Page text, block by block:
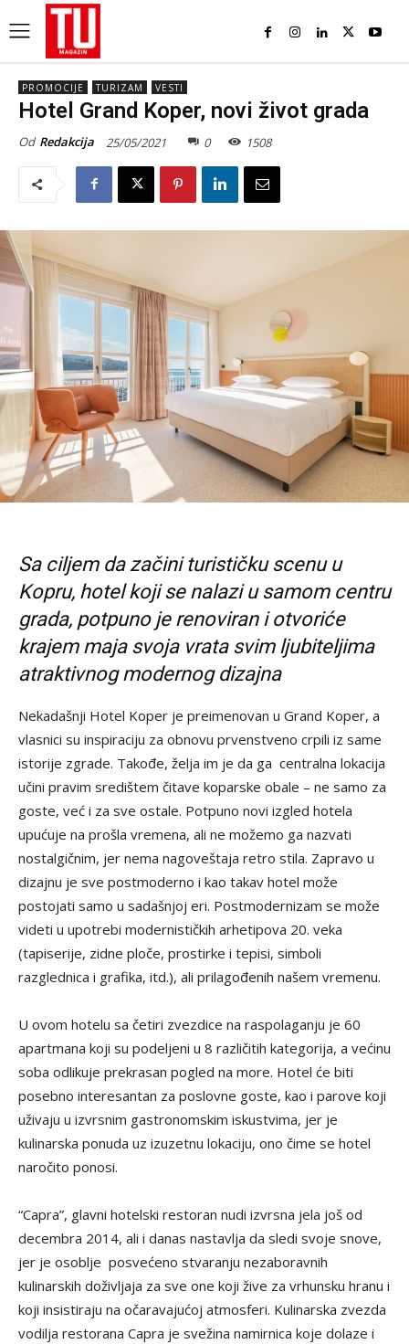
PROMOCIJE TURIZAM VESTI
Hotel Grand Koper, novi život grada
Od Redakcija 25/05/2021 0 1508
Sa ciljem da začini turističku scenu u
Kopru, hotel koji se nalazi u samom centru
grada, potpuno je renoviran i otvoriće
krajem maja svoja vrata svim ljubiteljima
atraktivnog modernog dizajna
Nekadašnji Hotel Koper je preimenovan u Grand Koper, a
vlasnici su inspiraciju za obnovu prvenstveno crpili iz same
istorije zgrade. Takođe, želja im je da ga centralna lokacija
učini pravim središtem čitave koparske obale – ne samo za
goste, već i za sve ostale. Potpuno novi izgled hotela
upućuje na prošla vremena, ali ne možemo ga nazvati
nostalgičnim, jer nema nagoveštaja retro stila. Zapravo u
dizajnu je sve postmoderno i kao takav hotel može
postojati samo u sadašnjoj eri. Postmodernizam se može
videti u upotrebi modernističkih arhetipova 20. veka
(tapiserije, zidne ploče, prostirke i tepisi, simboli
razglednica i grafika, itd.), ali prilagođenih našem vremenu.
U ovom hotelu sa četiri zvezdice na raspolaganju je 60
apartmana koji su podeljeni u 8 različitih kategorija, a većinu
soba odlikuje prekrasan pogled na more. Hotel će biti
posebno interesantan za poslovne goste, kao i parove koji
uživaju u izvrsnim gastronomskim iskustvima, jer je
kulinarska ponuda uz izuzetnu lokaciju, ono čime se hotel
naročito ponosi.
“Capra”, glavni hotelski restoran nudi izvrsna jela još od
decembra 2014, ali i danas nastavlja da sledi svoje snove,
jer je osoblje posvećeno stvaranju nezaboravnih
kulinarskih doživljaja za sve one koji žive za vrhunsku hranu i
koji insistiraju na očaravajućoj atmosferi. Kulinarska zvezda
vodilja restorana Capra je svežina namirnica koje dolaze i